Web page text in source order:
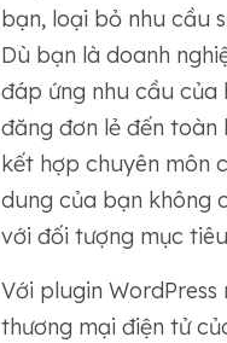
bạn, loại bỏ nhu cầu
Dù bạn là doanh
đáp ứng nhu cầu
đăng đơn lẻ đến
kết hợp chuyên môn
dung của bạn không
với đối tượng mục
Với plugin
thương mại điện tử